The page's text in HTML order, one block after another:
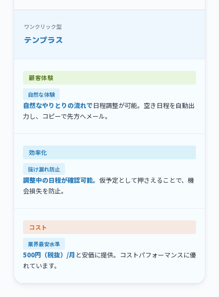
ワンクリック型
テンプラス
自然な体験
自然なやりとりの流れで日程調整が可能。空き日程を自動出
力し、コピーで先方へメール。
抜け漏れ防止
調整中の日程が確認可能。 仮予定として押さえることで、機
会損失を防止。
業界最安水準
500円（税抜）/月 と安価に提供。コストパフォーマンスに優
れています。